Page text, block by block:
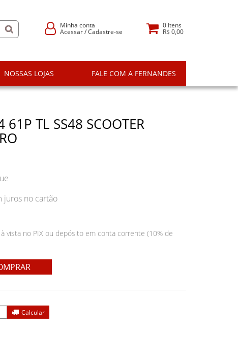
Minha conta
Acessar/Cadastre-se
0Itens
R$ 0,00
NOSSAS LOJAS FALE COM A FERNANDES
TL SS48 SCOOTER
juros no cartão
à vista no PIX ou depósito em conta corrente (10% de